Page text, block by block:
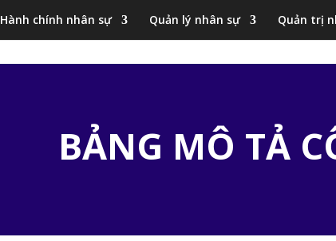
Hành chính nhân sự Quản lý nhân sự Quản trị
BẢNG MÔ TẢ